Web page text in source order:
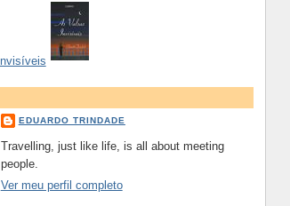
EDUARDO TRINDADE
Travelling, just like life, is all about meeting
people.
Ver meu perfil completo